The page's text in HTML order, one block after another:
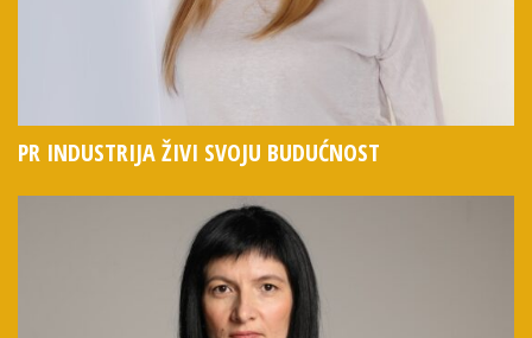
PR INDUSTRIJA ŽIVI SVOJU BUDUĆNOST